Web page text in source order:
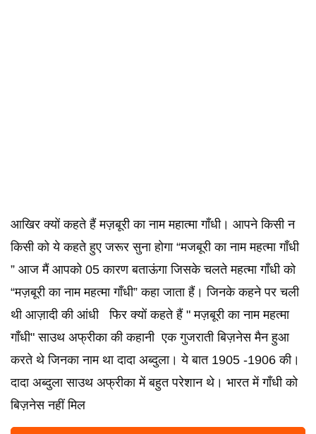
आखिर क्यों कहते हैं मज़बूरी का नाम महात्मा गाँधी। आपने किसी न
किसी को ये कहते हुए जरूर सुना होगा “मजबूरी का नाम महत्मा गाँधी
” आज मैं आपको 05 कारण बताऊंगा जिसके चलते महत्मा गाँधी को
“मज़बूरी का नाम महत्मा गाँधी” कहा जाता हैं। जिनके कहने पर चली
थी आज़ादी की आंधी फिर क्यों कहते हैं " मज़बूरी का नाम महत्मा
गाँधी" साउथ अफ्रीका की कहानी एक गुजराती बिज़नेस मैन हुआ
करते थे जिनका नाम था दादा अब्दुला। ये बात 1905 -1906 की।
दादा अब्दुला साउथ अफ्रीका में बहुत परेशान थे। भारत में गाँधी को
बिज़नेस नहीं मिल